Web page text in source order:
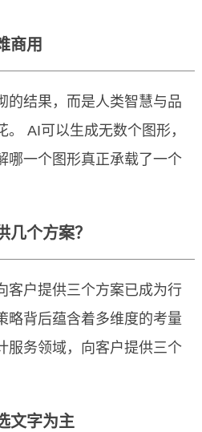
的专业解决方案，通过系统
基因提炼）与精细化视觉表
演），为企业构建高辨识度
用属于什么档次？
商用
的结果，而是人类智慧与品
AI可以生成无数个图形，
哪一个图形真正承载了一个
的结果，而是人类智慧与品
。 AI可以生成无数个图形，
哪一个图形真正承载了一个
重复粗糙难商用
几个方案？
客户提供三个方案已成为行
略背后蕴含着多维度的考量
服务领域，向客户提供三个
户提供三个方案已成为行
文字为主